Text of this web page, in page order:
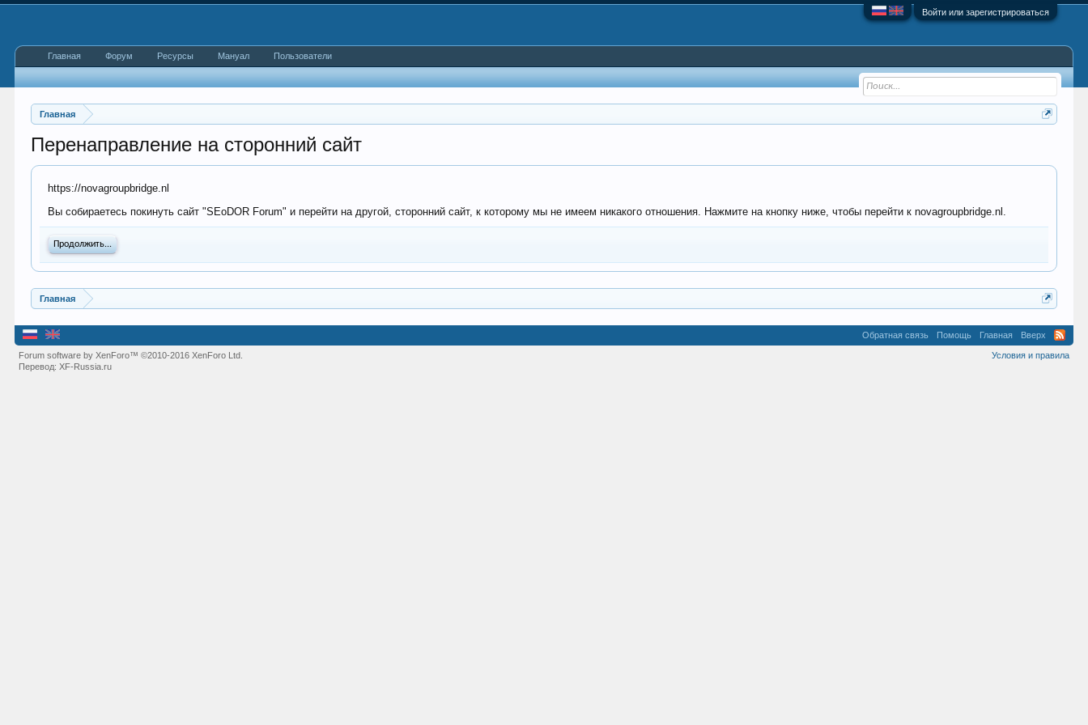
Войти или зарегистрироваться
Главная
Перенаправление на сторонний сайт
https://novagroupbridge.nl
Вы собираетесь покинуть сайт "SEoDOR Forum" и перейти на другой, сторонний сайт, к которому мы не имеем никакого отношения. Нажмите на кнопку ниже, чтобы перейти к novagroupbridge.nl.
Продолжить...
Главная
Главная Форум Ресурсы Мануал Пользователи
Обратная связь Помощь Главная Вверх
Условия и правила
Forum software by XenForo™©2010-2016 XenForo Ltd.
Перевод:XF-Russia.ru